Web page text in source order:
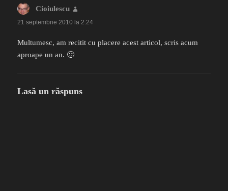
Cioiulescu
21 septembrie 2010 la 2:24
Multumesc, am recitit cu placere acest articol, scris acum
aproape un an. 🙂
Lasă un răspuns